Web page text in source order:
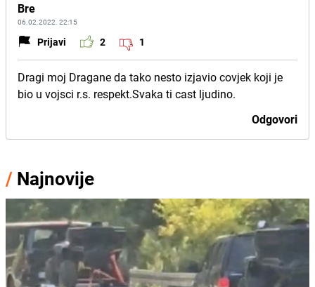
Bre
06.02.2022. 22:15
Prijavi 2 1
Dragi moj Dragane da tako nesto izjavio covjek koji je
bio u vojsci r.s. respekt.Svaka ti cast ljudino.
Odgovori
/ Najnovije